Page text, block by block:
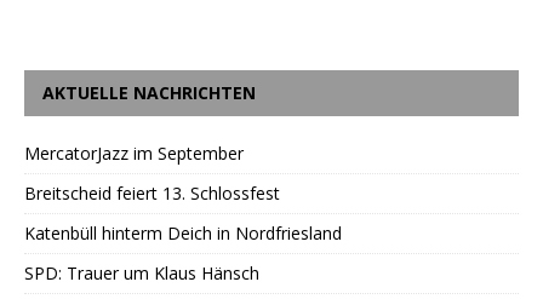
AKTUELLE NACHRICHTEN
MercatorJazz im September
Breitscheid feiert 13. Schlossfest
Katenbüll hinterm Deich in Nordfriesland
SPD: Trauer um Klaus Hänsch